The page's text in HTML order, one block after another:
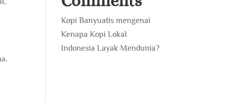
Kopi Banyuatis mengenai
Kenapa Kopi Lokal
Indonesia Layak Mendunia?